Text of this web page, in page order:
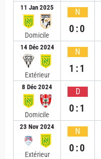
11 Jan 2025
Domicile
N
0:0
14 Déc 2024
Extérieur
N
1:1
8 Déc 2024
Domicile
D
0:1
23 Nov 2024
Extérieur
N
0:0